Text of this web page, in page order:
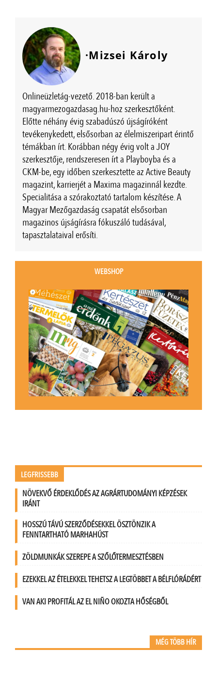
·Mizsei Károly
Onlineüzletág-vezető. 2018-ban került a
magyarmezogazdasag.hu-hoz szerkesztőként.
Előtte néhány évig szabadúszó újságíróként
tevékenykedett, elsősorban az élelmiszeripart érintő
témákban írt. Korábban négy évig volt a JOY
szerkesztője, rendszeresen írt a Playboyba és a
CKM-be, egy időben szerkesztette az Active Beauty
magazint, karrierjét a Maxima magazinnál kezdte.
Specialitása a szórakoztató tartalom készítése. A
Magyar Mezőgazdaság csapatát elsősorban
magazinos újságírásra fókuszáló tudásával,
tapasztalataival erősíti.
WEBSHOP
LEGFRISSEBB
NÖVEKVŐ ÉRDEKLŐDÉS AZ AGRÁRTUDOMÁNYI KÉPZÉSEK
IRÁNT
HOSSZÚ TÁVÚ SZERZŐDÉSEKKEL ÖSZTÖNZIK A
FENNTARTHATÓ MARHAHÚST
ZÖLDMUNKÁK SZEREPE A SZŐLŐTERMESZTÉSBEN
EZEKKEL AZ ÉTELEKKEL TEHETSZ A LEGTÖBBET A BÉLFLÓRÁDÉRT
VAN AKI PROFITÁL AZ EL NIÑO OKOZTA HŐSÉGBŐL
MÉG TÖBB HÍR